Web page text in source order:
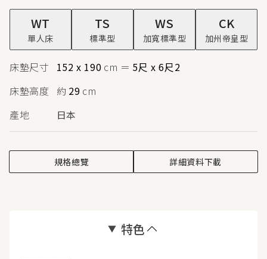
WT
單人床
TS
標準型
WS
加寬標準型
CK
加州帝皇型
床墊尺寸 152 x 190 cm ＝ 5尺 x 6尺2
床墊高度 約 29 cm
產地
日本
規格總覽 詳細資料下載
特色